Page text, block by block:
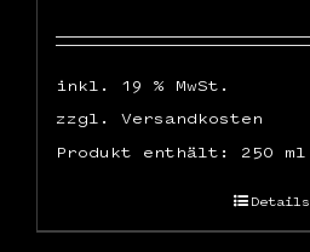
inkl. 19 % MwSt.
zzgl. Versandkosten
Produkt enthält: 250 ml
Details